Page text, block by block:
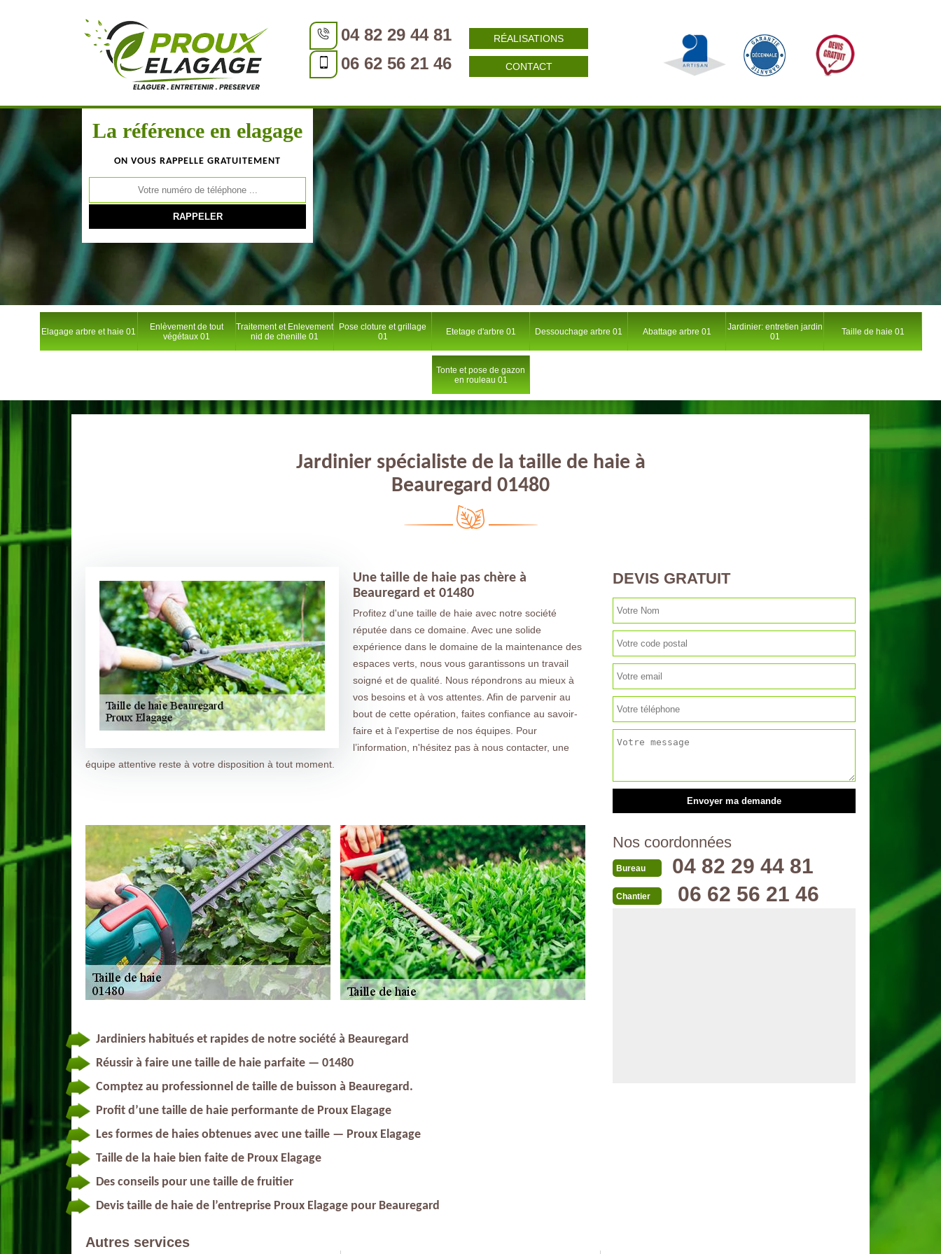
04 82 29 44 81
06 62 56 21 46
RÉALISATIONS
CONTACT
La référence en elagage
ON VOUS RAPPELLE GRATUITEMENT
Elagage arbre et haie 01
Enlèvement de tout
végétaux 01
Traitement et Enlevement
nid de chenille 01
Pose cloture et grillage
01
Etetage d'arbre 01 Dessouchage arbre 01 Abattage arbre 01
Jardinier: entretien jardin
01
Taille de haie 01
Tonte et pose de gazon
en rouleau 01
Jardinier spécialiste de la taille de haie à
Beauregard 01480
Une taille de haie pas chère à
Beauregard et 01480
Profitez d'une taille de haie avec notre société
réputée dans ce domaine. Avec une solide
expérience dans le domaine de la maintenance des
espaces verts, nous vous garantissons un travail
soigné et de qualité. Nous répondrons au mieux à
vos besoins et à vos attentes. Afin de parvenir au
bout de cette opération, faites confiance au savoir-
faire et à l'expertise de nos équipes. Pour
l’information, n'hésitez pas à nous contacter, une
équipe attentive reste à votre disposition à tout moment.
Jardiniers habitués et rapides de notre société à Beauregard
Réussir à faire une taille de haie parfaite — 01480
Comptez au professionnel de taille de buisson à Beauregard.
Profit d’une taille de haie performante de Proux Elagage
Les formes de haies obtenues avec une taille — Proux Elagage
Taille de la haie bien faite de Proux Elagage
Des conseils pour une taille de fruitier
Devis taille de haie de l’entreprise Proux Elagage pour Beauregard
DEVIS GRATUIT
Nos coordonnées
Bureau 04 82 29 44 81
Chantier 06 62 56 21 46
Autres services